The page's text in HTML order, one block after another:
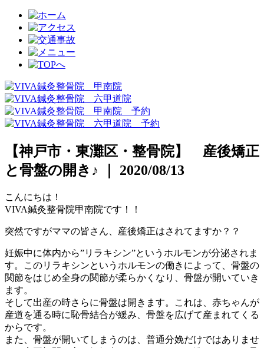
【神戸市・東灘区・整骨院】 産後矯正
と骨盤の開き♪ ｜ 2020/08/13
こんにちは！
VIVA鍼灸整骨院甲南院です！！
突然ですがママの皆さん、産後矯正はされてますか？？
妊娠中に体内から”リラキシン”というホルモンが分泌されま
す。このリラキシンというホルモンの働きによって、骨盤の
関節をはじめ全身の関節が柔らかくなり、骨盤が開いていき
ます。
そして出産の時さらに骨盤は開きます。これは、赤ちゃんが
産道を通る時に恥骨結合が緩み、骨盤を広げて産まれてくる
からです。
また、骨盤が開いてしまうのは、普通分娩だけではありませ